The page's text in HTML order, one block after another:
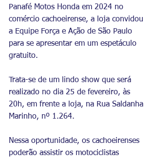
Panafé Motos Honda em 2024 no
comércio cachoeirense, a loja convidou
a Equipe Força e Ação de São Paulo
para se apresentar em um espetáculo
gratuito.
Trata-se de um lindo show que será
realizado no dia 25 de fevereiro, às
20h, em frente a loja, na Rua Saldanha
Marinho, nº 1.264.
Nessa oportunidade, os cachoeirenses
poderão assistir os motociclistas